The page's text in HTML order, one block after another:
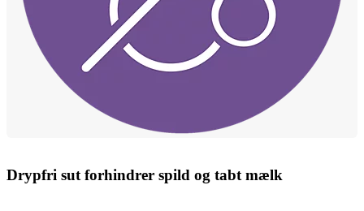
Drypfri sut forhindrer spild og tabt mælk